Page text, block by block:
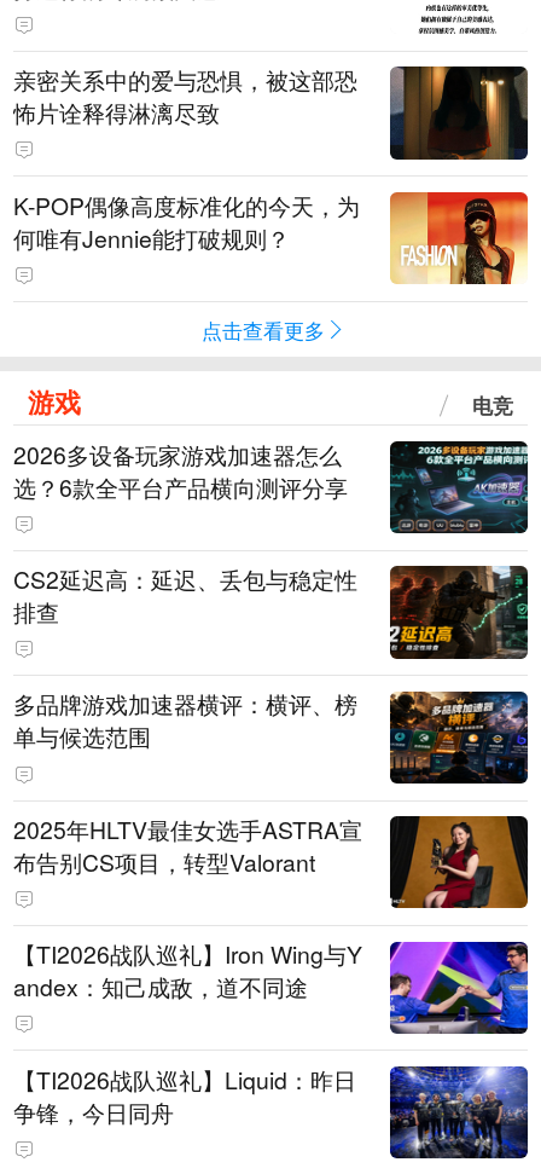
亲密关系中的爱与恐惧，被这部恐
怖片诠释得淋漓尽致
K-POP偶像高度标准化的今天，为
何唯有Jennie能打破规则？
点击查看更多
游戏 电竞
2026多设备玩家游戏加速器怎么
选？6款全平台产品横向测评分享
CS2延迟高：延迟、丢包与稳定性
排查
多品牌游戏加速器横评：横评、榜
单与候选范围
2025年HLTV最佳女选手ASTRA宣
布告别CS项目，转型Valorant
【TI2026战队巡礼】Iron Wing与Y
andex：知己成敌，道不同途
【TI2026战队巡礼】Liquid：昨日
争锋，今日同舟